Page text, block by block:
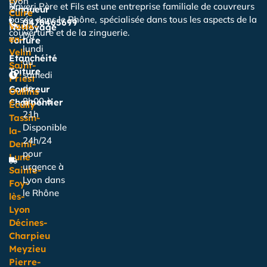
Naveri Père et Fils est une entreprise familiale de couvreurs
basée dans le Rhône, spécialisée dans tous les aspects de la
couverture et de la zinguerie.
Zingueur
Nettoyage
Toiture
Étanchéité
Toiture
Couvreur
Charpentier
Cuire
Vaulx-
en-
Velin
Saint-
Priest
Oullins
Écully
Tassin-
la-
Demi-
Lune
Sainte-
Foy-
lès-
Lyon
Décines-
Charpieu
Meyzieu
Pierre-
0478465699
Du
lundi
au
samedi
de
8h00 à
21h
Disponible
24h/24
pour
urgence à
Lyon dans
le Rhône